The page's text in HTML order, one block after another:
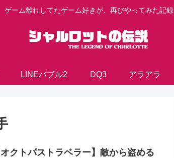
ゲーム離れしてたゲーム好きが、再びやってみた記録
LINEバブル2 DQ3 アラアラ
オクトパストラベラー】敵から盗める